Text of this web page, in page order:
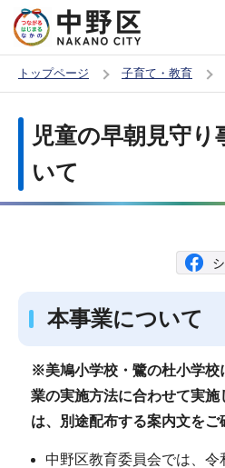
の
ー
トップページ 子育て・教育
か
児童の早朝見守り
いて
本事業について
※美鳩小学校・鷺の杜小学校
業の実施方法に合わせて実施
は、別途配布する案内文をご
中野区教育委員会では、